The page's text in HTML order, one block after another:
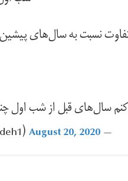
نسبت به سال‌های
سال‌های قبل از شب
— Mohammad Bagherzadeh ‪(@mbagherzadeh1)‬
August 20, 2020